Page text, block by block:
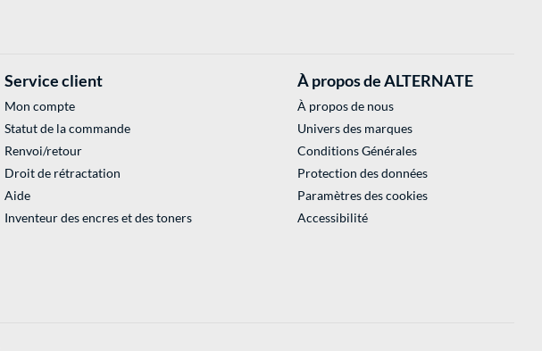
Service client
Mon compte
Statut de la commande
Renvoi/retour
Droit de rétractation
Aide
Inventeur des encres et des toners
À propos de ALTERNATE
À propos de nous
Univers des marques
Conditions Générales
Protection des données
Paramètres des cookies
Accessibilité